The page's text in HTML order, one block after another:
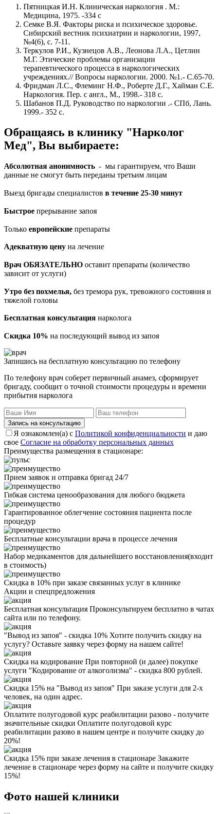
Пятницкая И.Н. Клиническая наркология . М.:
Медицина, 1975. -334 с
Семке В.Я. Факторы риска и психическое здоровье.
Сибирский вестник психиатрии и наркологии, 1997,
№4(6), с. 7-11.
Теркулов Р.И., Кузнецов А.В., Леонова Л.А., Цетлин
М.Г. Этические проблемы организации
терапевтического процесса в наркологических
учреждениях.// Вопросы наркологии. 2000. №1.- С.65-70.
Фридман Л.С., Флеминг Н.Ф., Роберте Д.Г., Хайман С.Е.
Наркология. Пер. с англ., М., 1998.- 318 с.
Шабанов П.Д. Руководство по наркологии .- СПб, Лань.
1999.- 352 с.
Обращаясь в клинику "Нарколог
Мед", Вы выбираете:
Абсолютная анонимность - мы гарантируем, что Ваши
данные не смогут быть переданы третьим лицам
Выезд бригады специалистов в течение 25-30 минут
Быстрое прерывание запоя
Только европейские препараты
Адекватную цену на лечение
Врач ОБЯЗАТЕЛЬНО оставит препараты (количество
зависит от услуги)
Утро без похмелья, без тремора рук, тревожного состояния и
тяжелой головы
Бесплатная консультация нарколога
Скидка 10% на последующий вывод из запоя
Запишись на бесплатную консультацию по телефону
По телефону врач соберет первичный анамез, сформирует
бригаду, сообщит о точной стоимости процедуры и времени
прибытия нарколога
Запись на консультацию
Я ознакомлен(а) с Политикой конфиденциальности и даю
свое Согласие на обработку персональных данных
Преимущества размещения в стационаре:
Прием заявок и отправка бригад 24/7
Гибкая система ценообразования для любого бюджета
Гарантированное облегчение состояния пациента после
процедур
Бесплатные консультации врача в процессе лечения
Набор медикаментов для дальнейшего восстановления(входит
в стоимость)
Скидка в 10% при заказе связанных услуг в клинике
Акции и спецпредложения
Бесплатная консультация Проконсультируем бесплатно в чатах
сайта или по телефону.
"Вывод из запоя" - скидка 10% Хотите получить скидку на
услугу? Оставьте заявку через форму на нашем сайте!
Скидка на кодирование При повторной (и далее) покупке
услуги "Кодирование от алкоголизма" - скидка 800 рублей.
Скидка 15% на "Вывод из запоя" При заказе услуги для 2-х
человек, на один адрес.
Оплатите полугодовой курс реабилитации разово - получите
значительные скидки Оплатите полугодовой курс
реабилитации разово в нашем центре и получите скидку до
20%!
Скидка 15% при заказе лечения в стационаре Закажите
лечение в стационаре через форму на сайте и получите скидку
15%!
Фото нашей клиники